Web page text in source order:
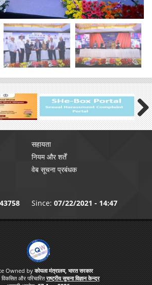
Next
menu
सहायता
नियम और शर्तें
वेब सूचना प्रबंधक
Since:07/22/2021 - 14:47
Owned byकोयला मंत्रालय, भारत सरकार
और परिचारितराष्ट्रीय सूचना विज्ञान केन्द्र